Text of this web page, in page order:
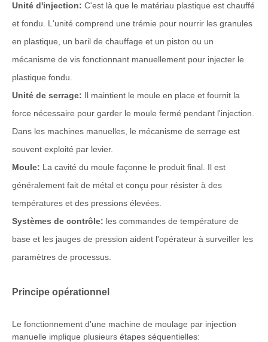
Unité d'injection: C'est là que le matériau plastique est chauffé
et fondu. L'unité comprend une trémie pour nourrir les granules
en plastique, un baril de chauffage et un piston ou un
mécanisme de vis fonctionnant manuellement pour injecter le
plastique fondu.
Unité de serrage: Il maintient le moule en place et fournit la
force nécessaire pour garder le moule fermé pendant l'injection.
Dans les machines manuelles, le mécanisme de serrage est
souvent exploité par levier.
Moule: La cavité du moule façonne le produit final. Il est
généralement fait de métal et conçu pour résister à des
températures et des pressions élevées.
Systèmes de contrôle: les commandes de température de
base et les jauges de pression aident l'opérateur à surveiller les
paramètres de processus.
Principe opérationnel
Le fonctionnement d'une machine de moulage par injection
manuelle implique plusieurs étapes séquentielles: